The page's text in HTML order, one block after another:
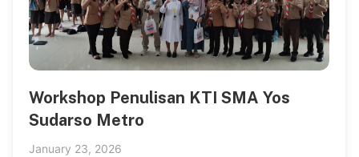
Workshop Penulisan KTI SMA Yos
Sudarso Metro
January 23, 2026